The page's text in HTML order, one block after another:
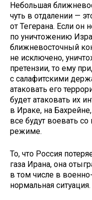
Небольшая
чуть в отдалении —
от Тегерана. Если он
по уничтожению
ближневосточный
не исключено,
претензии, то ему
с салафитскими
атаковать его
будет атаковать их
в Ираке, на
все будут воевать
режиме.
То, что Россия
газа Ирана, она
в том числе в
нормальная ситуация.